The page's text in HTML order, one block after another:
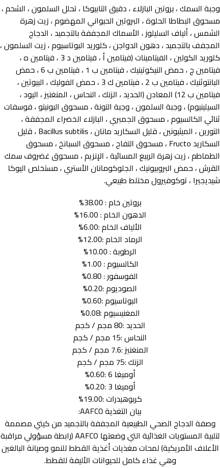
وجبة السمك ، بروتين البازلاء ، دقيق التابيوكا ، تحلل السلمون ، الشحم ،
مسحوق البطاطا الحلوة ، البروتين الحيواني المهضوم ، زيت زهرة
الشمس ، ألياف السليلوز ، الأسماك المجففة بالتجميد ، الدجاج
المجفف بالتجميد ، دهون الدواجن ، كلوريد البوتاسيوم ، زيت السلمون ،
كلوريد الكولين ، الفيتامينات (فيتامين أ ، فيتامين د 3 ، فيتامين ه ،
فيتامين ج ، حمض النيكوتينيك ، فيتامين ب 1 ، فيتامين ب 6 ، حمض
البانتوثنيك ، فيتامين ب 2 ، فيتامين ك 3 ، حمض الفوليك ، البيوتين ،
فيتامين ب 12) المعادن (الحديد ، الزنك ، النحاس ، المنغنيز ، اليود ،
السيلينيوم) ، وجبة السلمون ، وجبة التونة ، مسحوق البونيتو ، فوسفات
ثنائي الكالسيوم ، مسحوق الجمبري ، البازلاء الخضراء المجففة ،
التورين ، الميثيونين ، قليل السكاريد مانان ، Bacillus subtilis ، قليل
السكاريد Fructo ، مسحوق التفاح ، مسحوق السبانخ ، مسحوق
الطماطم ، زيت زهرة الربيع المسائية ، الإنزيم ، مسحوق غضروف سمك
القرش ، حمض البروبيونيك ، الجلوكومانان الأستري ، مستخلص اليوكا
شيديجيرا ، توكوفيرول مختلط طبيعي.
بروتين خام : 38.00%
الدهون الخام : 16.00%
الألياف الخام :6.00%
الرماد الخام :12.00%
الرطوبة : 10.00%
الكالسيوم : 1.00%
الفوسفور : 0.80%
الصوديوم :0.20%
البوتاسيوم :0.60%
المغنيسيوم :0.08%
الحديد :80 مجم / كجم
النحاس :15 مجم / كجم
المنغنيز :7.6 مجم / كجم
الزنك :75 مجم / كجم
أوميغا 6 :0.60%
أوميغا 3 :0.20%
كربوهيدرات :19.00%
بيان التغذية AAFCO:
وصفة الدجاج الصحي الطبيعية المجففة بالتجميد من كيتي مصممة
لتلبية المستويات الغذائية التي وضعتها AAFCO (رابطة مسؤولي مراقبة
الأعلاف الأمريكية) لمحات مغذيات أغذية القطط للنمو وصيانة البالغين
وهي غذاء كامل للحيوانات الأليفة للقطط.